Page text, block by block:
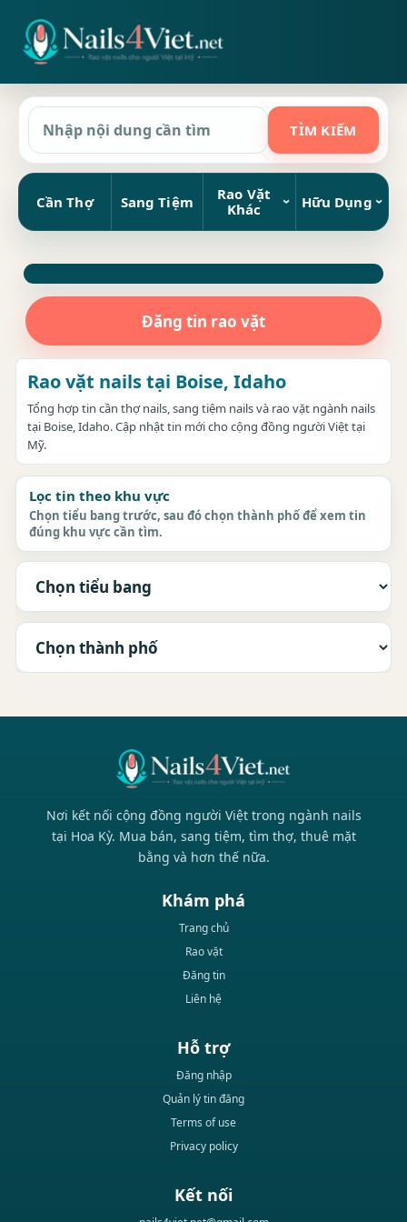
Cần Thợ Sang Tiệm
Rao Vặt
Khác
Hữu Dụng
Đăng tin rao vặt
Rao vặt nails tại Boise, Idaho
Tổng hợp tin cần thợ nails, sang tiệm nails và rao vặt ngành nails
tại Boise, Idaho. Cập nhật tin mới cho cộng đồng người Việt tại
Mỹ.
Lọc tin theo khu vực
Chọn tiểu bang trước, sau đó chọn thành phố để xem tin
đúng khu vực cần tìm.
Nơi kết nối cộng đồng người Việt trong ngành nails
tại Hoa Kỳ. Mua bán, sang tiệm, tìm thợ, thuê mặt
bằng và hơn thế nữa.
Khám phá
Trang chủ
Rao vặt
Đăng tin
Liên hệ
Hỗ trợ
Đăng nhập
Quản lý tin đăng
Terms of use
Privacy policy
Kết nối